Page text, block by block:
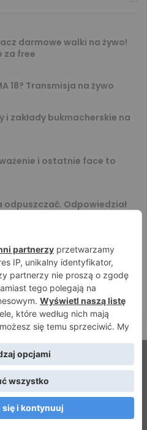
darmowe walki na żywo!
za free
18? Transmisja na żywo
i zakłady bukmacherskie na
ważenie i ostatnie face to
odpuszczać. Odpowiedział
plany mistrza UFC: Gdyby
byłbym…
pasa na XTB KSW 122!
wielką szansą
prawa zastrzeżone |
Kontakt
YouTube
RSS